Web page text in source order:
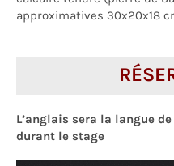
approximatives 30x20x18
L’anglais sera la langue
durant le stage